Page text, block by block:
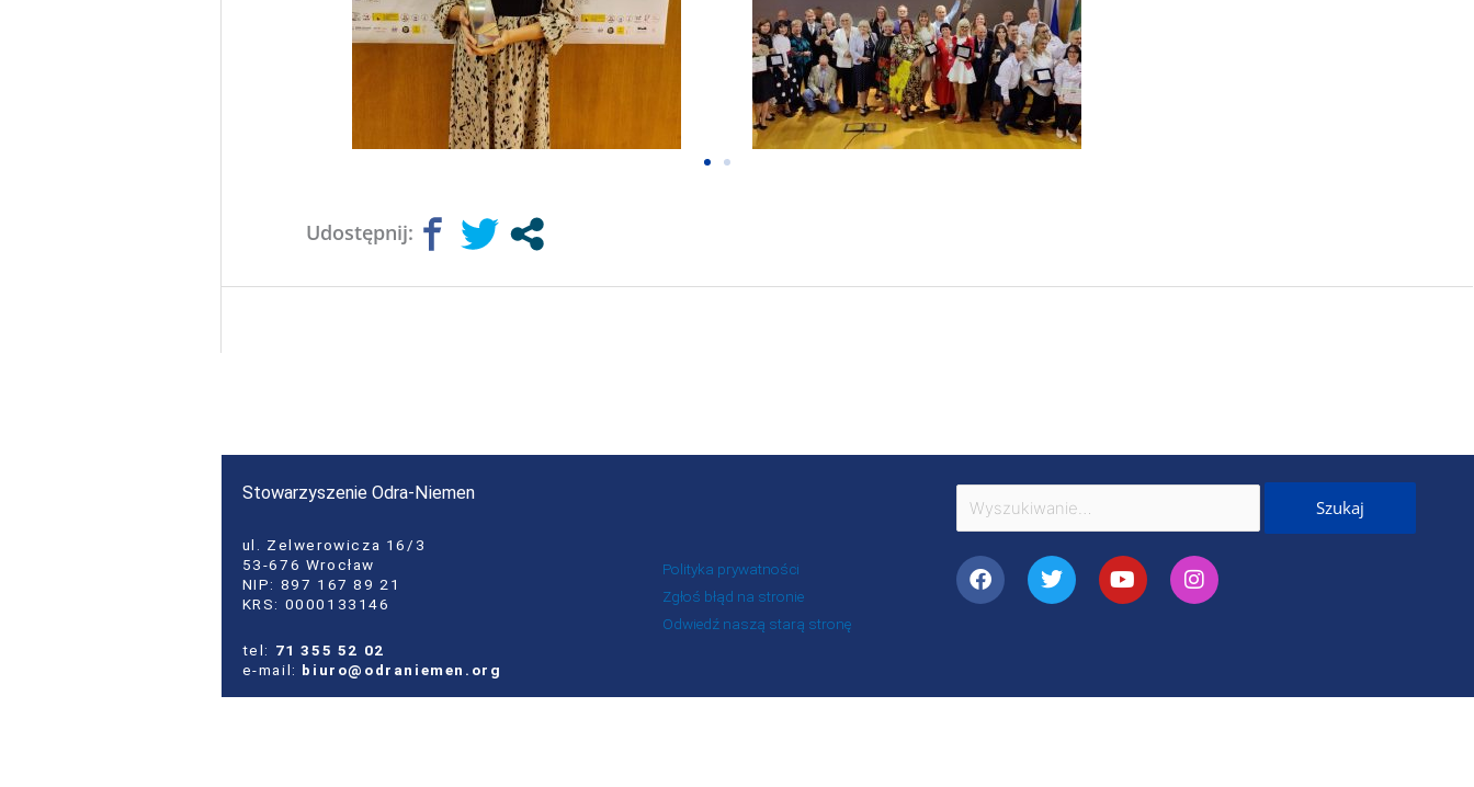
Udostępnij:
Stowarzyszenie Odra-Niemen
ul. Zelwerowicza 16/3
53-676 Wrocław
NIP: 897 167 89 21
KRS: 0000133146
tel: 71 355 52 02
e-mail: biuro@odraniemen.org
Polityka prywatności
Zgłoś błąd na stronie
Odwiedź naszą starą stronę
Szukaj
dla:
FacebookTwitterYoutubeInstagram